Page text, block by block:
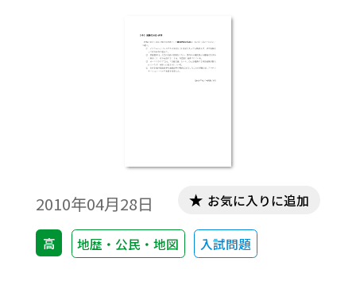
2010年04月28日
高 地歴・公民・地図 入試問題
お気に入りに追加